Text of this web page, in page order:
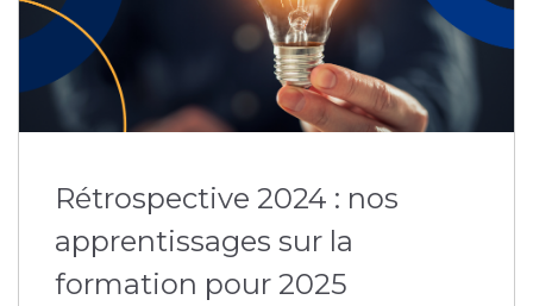
Rétrospective 2024 : nos
apprentissages sur la
formation pour 2025